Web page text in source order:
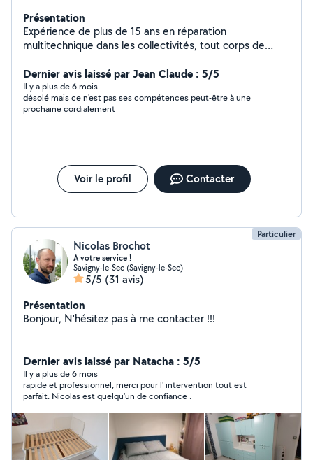
Présentation
Expérience de plus de 15 ans en réparation
multitechnique dans les collectivités, tout corps de
Travail soigné et exigeant avec moi même. La
satisfaction du client est mon leitmotiv!
Dernier avis laissé par Jean Claude : 5/5
Il y a plus de 6 mois
désolé mais ce n'est pas ses compétences peut-être à une
prochaine cordialement
Voir le profil Contacter
Particulier
Nicolas Brochot
A votre service !
Savigny-le-Sec (Savigny-le-Sec)
5/5 (31 avis)
Présentation
Bonjour, N'hésitez pas à me contacter !!!
Dernier avis laissé par Natacha : 5/5
Il y a plus de 6 mois
rapide et professionnel, merci pour l' intervention tout est
parfait. Nicolas est quelqu'un de confiance .